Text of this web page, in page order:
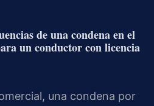
de una condena en el
un conductor con licencia
una condena por